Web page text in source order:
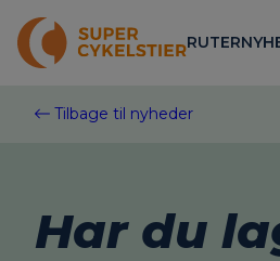
Spring
indhold
RUTER
Tilbage til nyheder
Har du